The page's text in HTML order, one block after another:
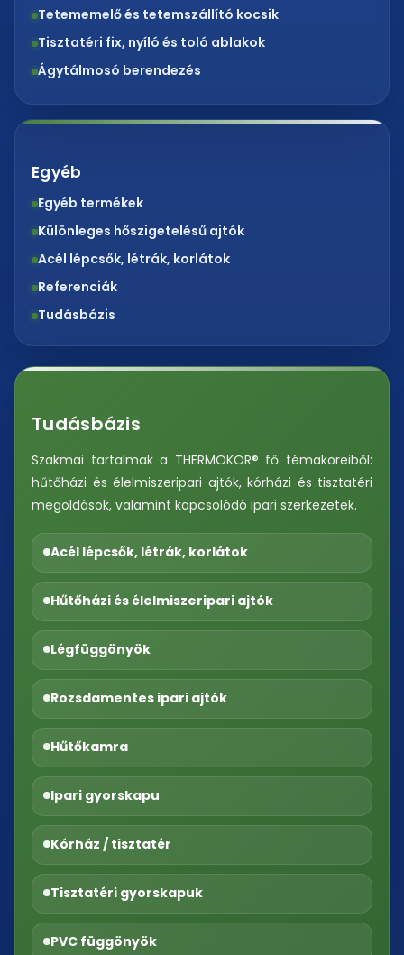
Tetememelő és tetemszállító kocsik
Tisztatéri fix, nyíló és toló ablakok
Ágytálmosó berendezés
Egyéb
Egyéb termékek
Különleges hőszigetelésű ajtók
Acél lépcsők, létrák, korlátok
Referenciák
Tudásbázis
Tudásbázis
Szakmai tartalmak a THERMOKOR® fő témaköreiből:
hűtőházi és élelmiszeripari ajtók, kórházi és tisztatéri
megoldások, valamint kapcsolódó ipari szerkezetek.
Acél lépcsők, létrák, korlátok
Hűtőházi és élelmiszeripari ajtók
Légfüggönyök
Rozsdamentes ipari ajtók
Hűtőkamra
Ipari gyorskapu
Kórház / tisztatér
Tisztatéri gyorskapuk
PVC függönyök